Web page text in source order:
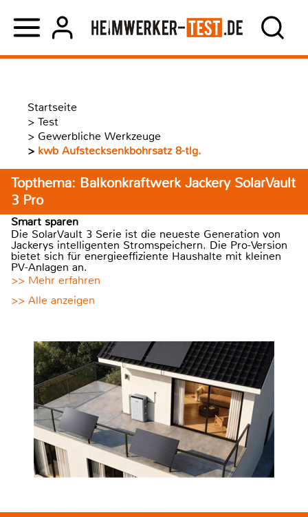
Startseite
> Test
> Gewerbliche Werkzeuge
> kwb Aufstecksenkbohrsatz 8-tlg.
Topthema: Balkonkraftwerk Jackery SolarVault
3 Pro
Smart sparen
Die SolarVault 3 Serie ist die neueste Generation von
Jackerys intelligenten Stromspeichern. Die Pro-Version
bietet sich für energieeffiziente Haushalte mit kleinen
PV-Anlagen an.
>> Mehr erfahren
>> Alle anzeigen